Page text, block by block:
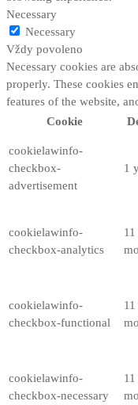
Necessary
Necessary
Vždy povoleno
Necessary cookies are
properly. These cookies
features of the website,
Cookie
cookielawinfo-
checkbox-
advertisement
1
cookielawinfo-
checkbox-analytics
11
cookielawinfo-
checkbox-functional
11
cookielawinfo-
checkbox-necessary
11